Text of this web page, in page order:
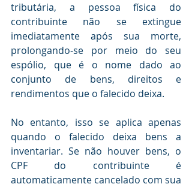
tributária, a pessoa física do
contribuinte não se extingue
imediatamente após sua morte,
prolongando-se por meio do seu
espólio, que é o nome dado ao
conjunto de bens, direitos e
rendimentos que o falecido deixa.
No entanto, isso se aplica apenas
quando o falecido deixa bens a
inventariar. Se não houver bens, o
CPF do contribuinte é
automaticamente cancelado com sua